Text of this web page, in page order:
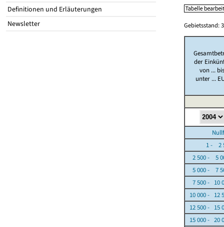
Definitionen und Erläuterungen
Newsletter
Gebietsstand:
der
von ...
unter ...
1 - 2
2 500 - 5
5 000 - 7
7 500 - 10
10 000 - 12
12 500 - 15
15 000 - 20